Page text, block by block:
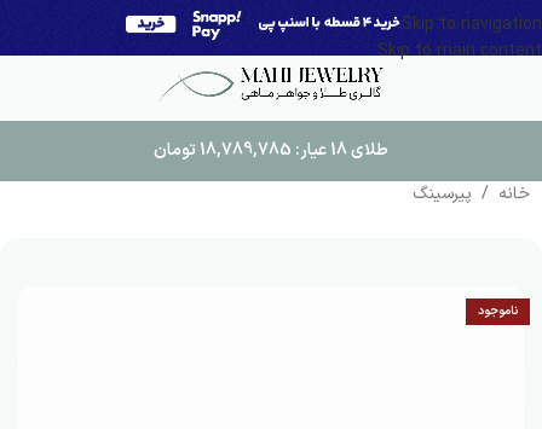
Skip to navigation
Skip to main content
طلای 18 عیار: 18,789,785 تومان
خانه / پیرسینگ
ناموجود